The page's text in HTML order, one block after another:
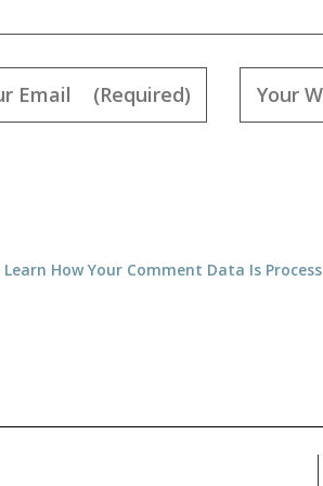
Learn How Your Comment Data Is